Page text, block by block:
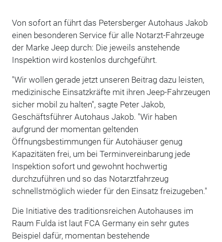
Von sofort an führt das Petersberger Autohaus Jakob
einen besonderen Service für alle Notarzt-Fahrzeuge
der Marke Jeep durch: Die jeweils anstehende
Inspektion wird kostenlos durchgeführt.
"Wir wollen gerade jetzt unseren Beitrag dazu leisten,
medizinische Einsatzkräfte mit ihren Jeep-Fahrzeugen
sicher mobil zu halten", sagte Peter Jakob,
Geschäftsführer Autohaus Jakob. "Wir haben
aufgrund der momentan geltenden
Öffnungsbestimmungen für Autohäuser genug
Kapazitäten frei, um bei Terminvereinbarung jede
Inspektion sofort und gewohnt hochwertig
durchzuführen und so das Notarztfahrzeug
schnellstmöglich wieder für den Einsatz freizugeben."
Die Initiative des traditionsreichen Autohauses im
Raum Fulda ist laut FCA Germany ein sehr gutes
Beispiel dafür, momentan bestehende